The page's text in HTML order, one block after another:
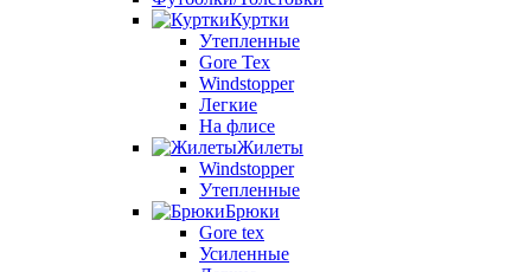
Куртки
Утепленные
Gore Tex
Windstopper
Легкие
На флисе
Жилеты
Windstopper
Утепленные
Брюки
Gore tex
Усиленные